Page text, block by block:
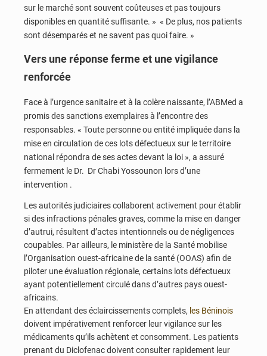
sur le marché sont souvent coûteuses et pas toujours
disponibles en quantité suffisante. » « De plus, nos patients
sont désemparés et ne savent pas quoi faire. »
Vers une réponse ferme et une vigilance
renforcée
Face à l’urgence sanitaire et à la colère naissante, l’ABMed a
promis des sanctions exemplaires à l’encontre des
responsables. « Toute personne ou entité impliquée dans la
mise en circulation de ces lots défectueux sur le territoire
national répondra de ses actes devant la loi », a assuré
fermement le Dr. Dr Chabi Yossounon lors d’une
intervention .
Les autorités judiciaires collaborent activement pour établir
si des infractions pénales graves, comme la mise en danger
d’autrui, résultent d’actes intentionnels ou de négligences
coupables. Par ailleurs, le ministère de la Santé mobilise
l’Organisation ouest-africaine de la santé (OOAS) afin de
piloter une évaluation régionale, certains lots défectueux
ayant potentiellement circulé dans d’autres pays ouest-
africains.
En attendant des éclaircissements complets, les Béninois
doivent impérativement renforcer leur vigilance sur les
médicaments qu’ils achètent et consomment. Les patients
prenant du Diclofenac doivent consulter rapidement leur